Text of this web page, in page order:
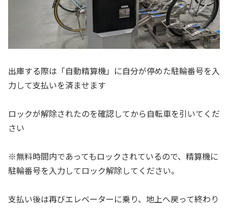
出庫する際は「自動精算機」に自分が停めた駐輪番号を入
力して支払いを済ませます
ロックが解除されたのを確認してから自転車を引いてくだ
さい
※無料時間内であってもロックされているので、精算機に
駐輪番号を入力してロック解除してください。
支払い後は再びエレベーターに乗り、地上へ戻って終わり